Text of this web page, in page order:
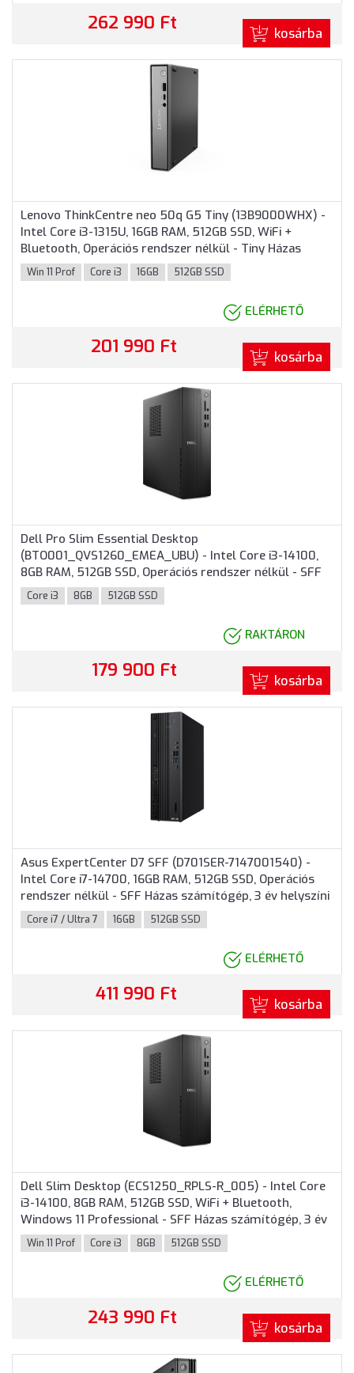
262 990 Ft kosárba
Lenovo ThinkCentre neo 50q G5 Tiny (13B9000WHX) -
Intel Core i3-1315U, 16GB RAM, 512GB SSD, WiFi +
Bluetooth, Operációs rendszer nélkül - Tiny Házas
számítógép
Win 11 Prof Core i3 16GB 512GB SSD
ELÉRHETŐ
201 990 Ft kosárba
Dell Pro Slim Essential Desktop
(BTO001_QVS1260_EMEA_UBU) - Intel Core i3-14100,
8GB RAM, 512GB SSD, Operációs rendszer nélkül - SFF
Házas számítógép 3 év garanciával
Core i3 8GB 512GB SSD
RAKTÁRON
179 900 Ft kosárba
Asus ExpertCenter D7 SFF (D701SER-7147001540) -
Intel Core i7-14700, 16GB RAM, 512GB SSD, Operációs
rendszer nélkül - SFF Házas számítógép, 3 év helyszíni
garancia
Core i7 / Ultra 7 16GB 512GB SSD
ELÉRHETŐ
411 990 Ft kosárba
Dell Slim Desktop (ECS1250_RPLS-R_005) - Intel Core
i3-14100, 8GB RAM, 512GB SSD, WiFi + Bluetooth,
Windows 11 Professional - SFF Házas számítógép, 3 év
helyszíni garancia
Win 11 Prof Core i3 8GB 512GB SSD
ELÉRHETŐ
243 990 Ft kosárba